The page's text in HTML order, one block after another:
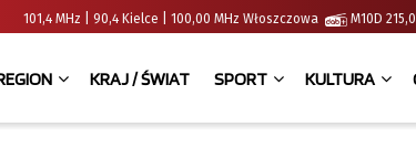
101,4 MHz | 90,4 Kielce | 100,00 MHz Włoszczowa M10D
KRAJ / ŚWIAT SPORT KULTURA